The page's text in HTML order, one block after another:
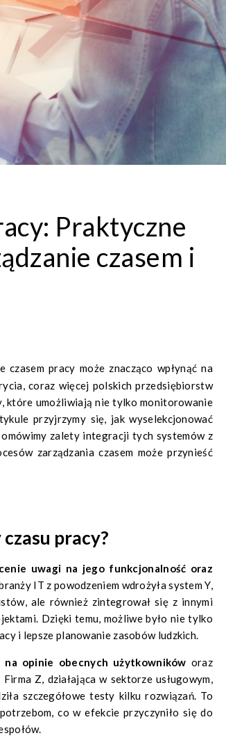
Praktyczne
czasem i
coraz więcej polskich przedsiębiorstw
które umożliwiają nie tylko monitorowanie
przyjrzymy się, jak wyselekcjonować
zalety integracji tych systemów z
zarządzania czasem może przynieść
pracy?
uwagi na jego funkcjonalność oraz
IT z powodzeniem wdrożyła system Y,
ale również zintegrował się z innymi
Dzięki temu, możliwe było nie tylko
i lepsze planowanie zasobów ludzkich.
opinie obecnych użytkowników oraz
Z, działająca w sektorze usługowym,
szczegółowe testy kilku rozwiązań. To
co w efekcie przyczyniło się do